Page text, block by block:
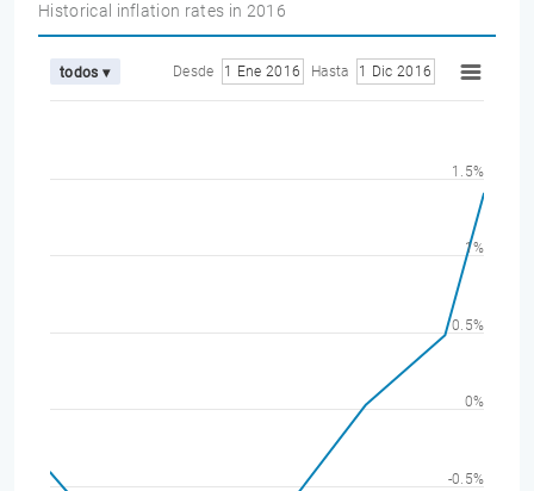
Historical inflation rates in 2016
todos ▾ Desde 1 Ene 2016 Hasta 1 Dic 2016
-0.5%
0%
0.5%
1%
1.5%